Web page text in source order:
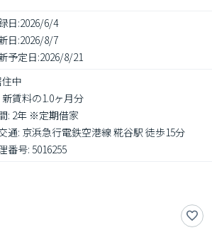
日:2026/6/4
日:2026/8/7
予定日:2026/8/21
中
新賃料の1.0ヶ月分
: 2年 ※定期借家
通: 京浜急行電鉄空港線 糀谷駅 徒歩15分
番号: 5016255